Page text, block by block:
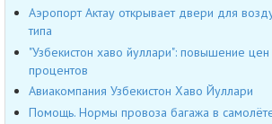
Аэропорт Актау открывает двери для
типа
"Узбекистон хаво йуллари": повышение
процентов
Авиакомпания Узбекистон Хаво Йуллари
Помощь. Нормы провоза багажа в